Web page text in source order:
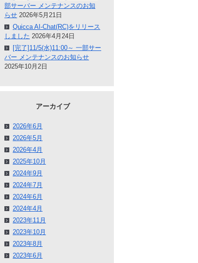
部サーバー メンテナンスのお知
らせ 2026年5月21日
Quicca AI-Chat(RC)をリリース
しました 2026年4月24日
[完了]11/5(水)11:00～ 一部サー
バー メンテナンスのお知らせ
2025年10月2日
アーカイブ
2026年6月
2026年5月
2026年4月
2025年10月
2024年9月
2024年7月
2024年6月
2024年4月
2023年11月
2023年10月
2023年8月
2023年6月